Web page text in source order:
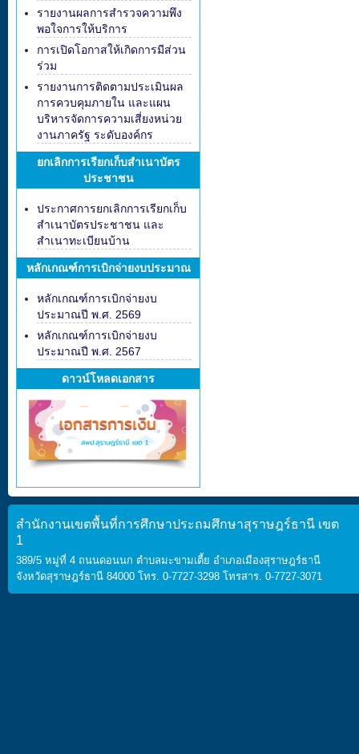
รายงานผลการสำรวจความพึง
พอใจการให้บริการ
การเปิดโอกาสให้เกิดการมีส่วน
ร่วม
รายงานการติดตามประเมินผล
การควบคุมภายใน และแผน
บริหารจัดการความเสี่ยงหน่วย
งานภาครัฐ ระดับองค์กร
ยกเลิกการเรียกเก็บสำเนาบัตร
ประชาชน
ประกาศการยกเลิกการเรียกเก็บ
สำเนาบัตรประชาชน และ
สำเนาทะเบียนบ้าน
หลักเกณฑ์การเบิกจ่ายงบประมาณ
หลักเกณฑ์การเบิกจ่ายงบ
ประมาณปี พ.ศ. 2569
หลักเกณฑ์การเบิกจ่ายงบ
ประมาณปี พ.ศ. 2567
ดาวน์โหลดเอกสาร
สำนักงานเขตพื้นที่การศึกษาประถมศึกษาสุราษฎร์ธานี เขต
1
389/5 หมู่ที่ 4 ถนนดอนนก ตำบลมะขามเตี้ย อำเภอเมืองสุราษฎร์ธานี
จังหวัดสุราษฎร์ธานี 84000 โทร. 0-7727-3298 โทรสาร. 0-7727-3071